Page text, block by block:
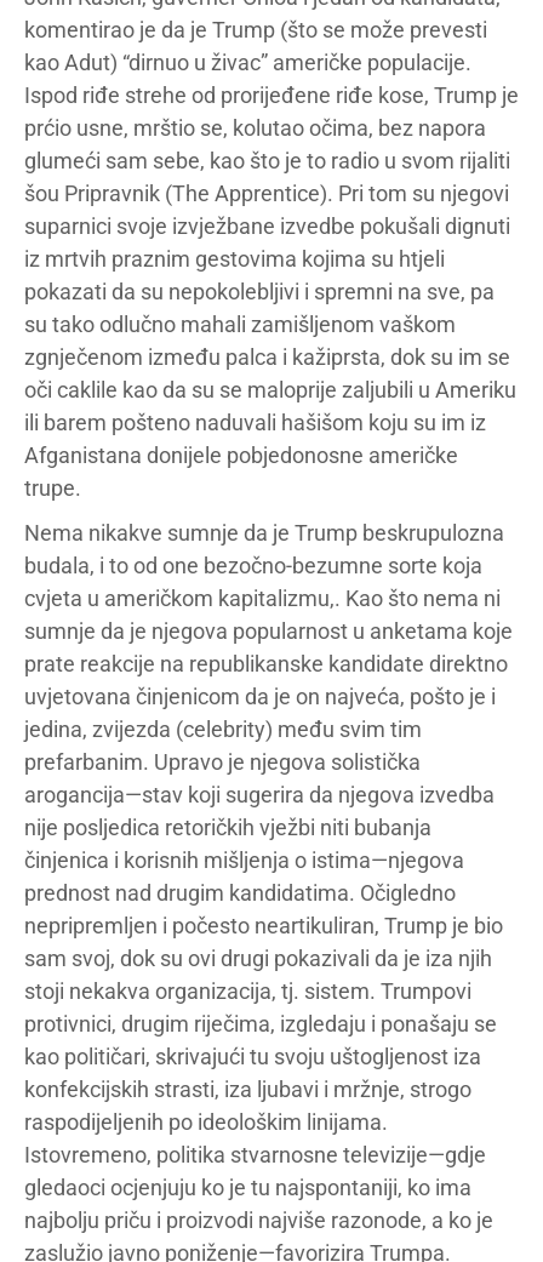
komentirao je da je Trump (što se može prevesti
kao Adut) “dirnuo u živac” američke populacije.
Ispod riđe strehe od prorijeđene riđe kose, Trump je
prćio usne, mrštio se, kolutao očima, bez napora
glumeći sam sebe, kao što je to radio u svom rijaliti
šou Pripravnik (The Apprentice). Pri tom su njegovi
suparnici svoje izvježbane izvedbe pokušali dignuti
iz mrtvih praznim gestovima kojima su htjeli
pokazati da su nepokolebljivi i spremni na sve, pa
su tako odlučno mahali zamišljenom vaškom
zgnječenom između palca i kažiprsta, dok su im se
oči caklile kao da su se maloprije zaljubili u Ameriku
ili barem pošteno naduvali hašišom koju su im iz
Afganistana donijele pobjedonosne američke
trupe.
Nema nikakve sumnje da je Trump beskrupulozna
budala, i to od one bezočno-bezumne sorte koja
cvjeta u američkom kapitalizmu,. Kao što nema ni
sumnje da je njegova popularnost u anketama koje
prate reakcije na republikanske kandidate direktno
uvjetovana činjenicom da je on najveća, pošto je i
jedina, zvijezda (celebrity) među svim tim
prefarbanim. Upravo je njegova solistička
arogancija—stav koji sugerira da njegova izvedba
nije posljedica retoričkih vježbi niti bubanja
činjenica i korisnih mišljenja o istima—njegova
prednost nad drugim kandidatima. Očigledno
nepripremljen i počesto neartikuliran, Trump je bio
sam svoj, dok su ovi drugi pokazivali da je iza njih
stoji nekakva organizacija, tj. sistem. Trumpovi
protivnici, drugim riječima, izgledaju i ponašaju se
kao političari, skrivajući tu svoju uštogljenost iza
konfekcijskih strasti, iza ljubavi i mržnje, strogo
raspodijeljenih po ideološkim linijama.
Istovremeno, politika stvarnosne televizije—gdje
gledaoci ocjenjuju ko je tu najspontaniji, ko ima
najbolju priču i proizvodi najviše razonode, a ko je
zaslužio javno poniženje—favorizira Trumpa.